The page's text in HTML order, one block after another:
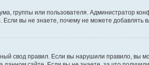
группы или пользователя. Администратор
вы не знаете, почему не можете добавлять
свод правил. Если вы нарушили правило, вы